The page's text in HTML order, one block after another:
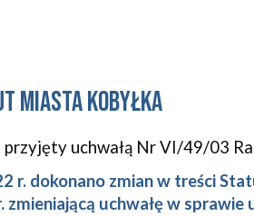
Miasta Kobyłka
uchwałą Nr VI/49/03
r. dokonano zmian w treści
zmieniającą uchwałę w